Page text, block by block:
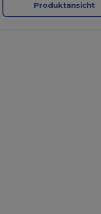
Produktansicht